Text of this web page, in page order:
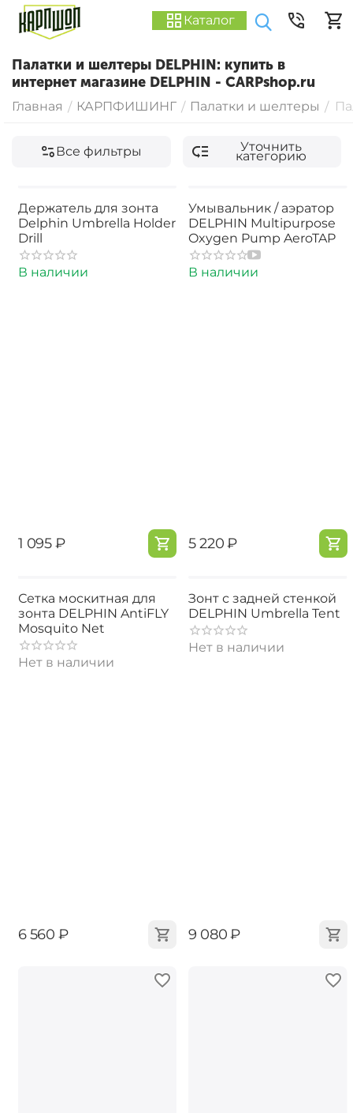
Каталог
Палатки и шелтеры DELPHIN: купить в
интернет магазине DELPHIN - CARPshop.ru
Главная / КАРПФИШИНГ / Палатки и шелтеры /
Все фильтры Уточнить
категорию
Держатель для зонта
Delphin Umbrella Holder
Drill
В наличии
‍1 095‍₽
Умывальник / аэратор
DELPHIN Multipurpose
Oxygen Pump AeroTAP
В наличии
‍5 220‍₽
Сетка москитная для
зонта DELPHIN AntiFLY
Mosquito Net
Нет в наличии
‍6 560‍ ₽
Зонт с задней стенкой
DELPHIN Umbrella Tent
Нет в наличии
‍9 080‍₽